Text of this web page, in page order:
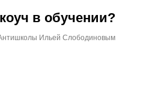
в обучении?
Ильей Слободиновым